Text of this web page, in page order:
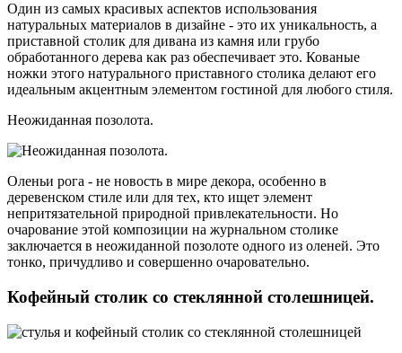
Один из самых красивых аспектов использования
натуральных материалов в дизайне - это их уникальность, а
приставной столик для дивана из камня или грубо
обработанного дерева как раз обеспечивает это. Кованые
ножки этого натурального приставного столика делают его
идеальным акцентным элементом гостиной для любого стиля.
Неожиданная позолота.
Оленьи рога - не новость в мире декора, особенно в
деревенском стиле или для тех, кто ищет элемент
непритязательной природной привлекательности. Но
очарование этой композиции на журнальном столике
заключается в неожиданной позолоте одного из оленей. Это
тонко, причудливо и совершенно очаровательно.
Кофейный столик со стеклянной столешницей.